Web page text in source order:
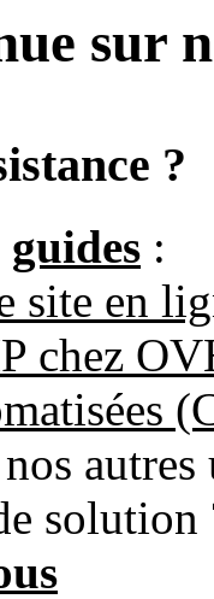
sur
?
guides :
site en
chez